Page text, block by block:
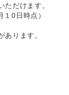
だけます。
１0日時点）
ります。